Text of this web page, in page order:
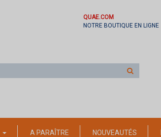
QUAE.COM
NOTRE BOUTIQUE EN LIGNE
sur
A PARAÎTRE NOUVEAUTÉS